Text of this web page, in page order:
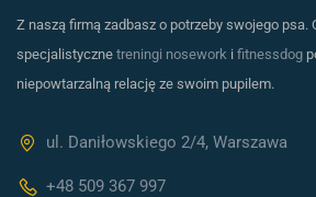
Z naszą firmą zadbasz o potrzeby swojego psa.
specjalistyczne treningi nosework i fitnessdog
niepowtarzalną relację ze swoim pupilem.
ul. Daniłowskiego 2/4, Warszawa
+48 509 367 997